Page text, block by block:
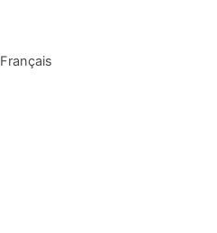
Français